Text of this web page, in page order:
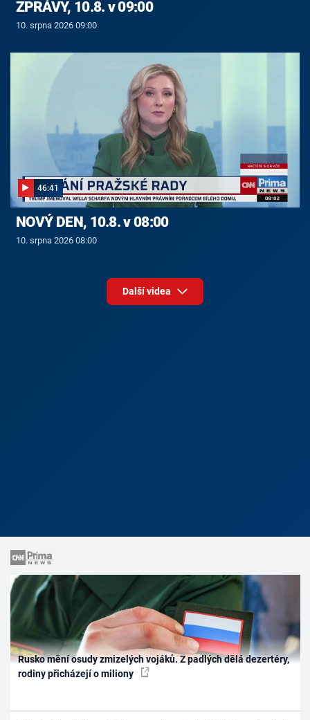
ZPRÁVY, 10.8. v 09:00
10. srpna 2026 09:00
46:41
NOVÝ DEN, 10.8. v 08:00
10. srpna 2026 08:00
Další videa
Rusko mění osudy zmizelých vojáků. Z padlých dělá dezertéry,
rodiny přicházejí o miliony